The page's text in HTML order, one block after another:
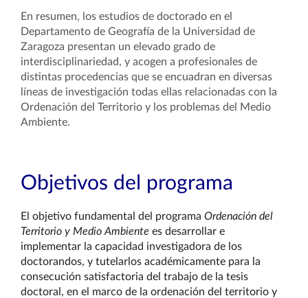
En resumen, los estudios de doctorado en el
Departamento de Geografía de la Universidad de
Zaragoza presentan un elevado grado de
interdisciplinariedad, y acogen a profesionales de
distintas procedencias que se encuadran en diversas
líneas de investigación todas ellas relacionadas con la
Ordenación del Territorio y los problemas del Medio
Ambiente.
Objetivos del programa
El objetivo fundamental del programa Ordenación del
Territorio y Medio Ambiente es desarrollar e
implementar la capacidad investigadora de los
doctorandos, y tutelarlos académicamente para la
consecución satisfactoria del trabajo de la tesis
doctoral, en el marco de la ordenación del territorio y